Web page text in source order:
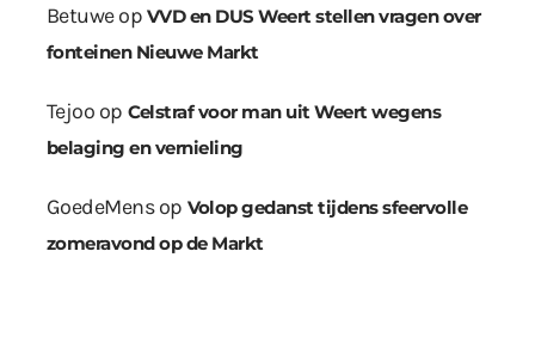
Betuweop VVD en DUS Weert stellen vragen over
fonteinen Nieuwe Markt
Tejoo op Celstraf voor man uit Weert wegens
belaging en vernieling
GoedeMensop Volop gedanst tijdens sfeervolle
zomeravond op de Markt